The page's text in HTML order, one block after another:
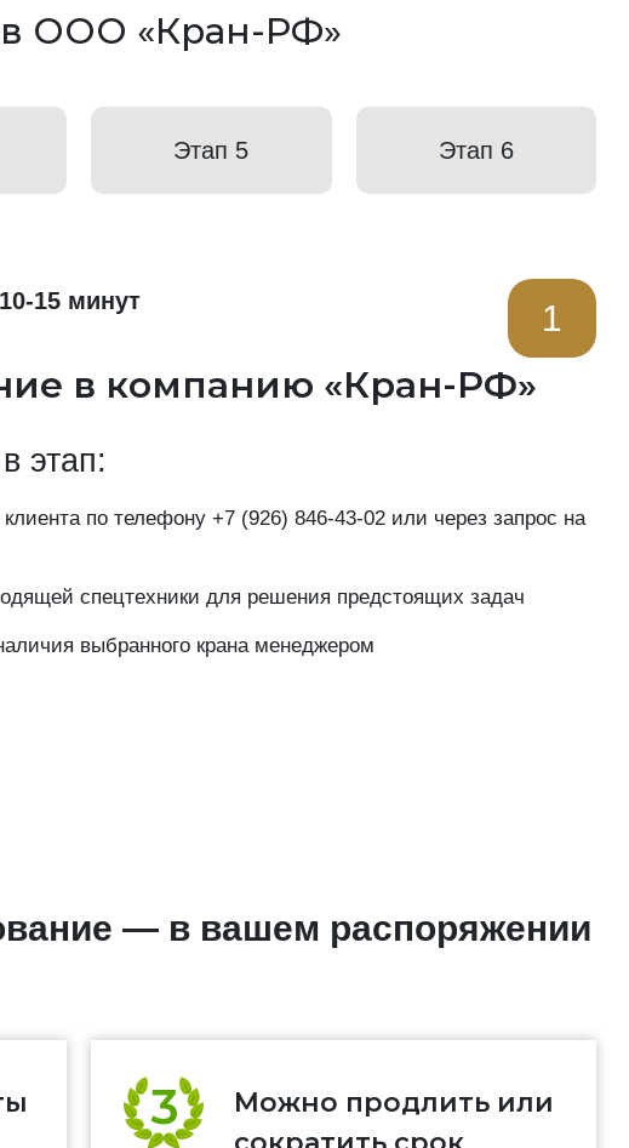
ООО «Кран-РФ»
Этап 5 Этап 6
10-15 минут 1
в компанию «Кран-РФ»
этап:
по телефону +7 (926) 846-43-02 или через запрос на
спецтехники для решения предстоящих задач
выбранного крана менеджером
— в вашем распоряжении
Можно продлить или